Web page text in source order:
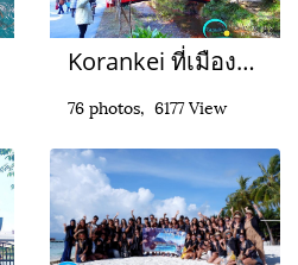
Korankei ที่เมืองโตโยต้า
76 photos, 6177 View